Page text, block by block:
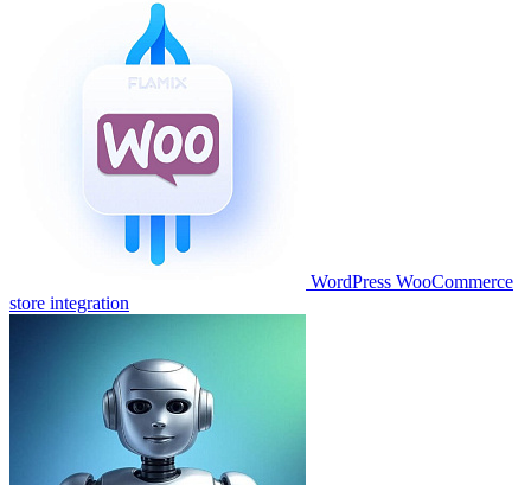
WordPress WooCommerce
store integration